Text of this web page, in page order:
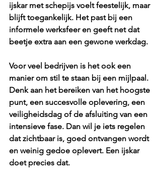
ijskar met schepijs voelt feestelijk, maar
blijft toegankelijk. Het past bij een
informele werksfeer en geeft net dat
beetje extra aan een gewone werkdag.
Voor veel bedrijven is het ook een
manier om stil te staan bij een mijlpaal.
Denk aan het bereiken van het hoogste
punt, een succesvolle oplevering, een
veiligheidsdag of de afsluiting van een
intensieve fase. Dan wil je iets regelen
dat zichtbaar is, goed ontvangen wordt
en weinig gedoe oplevert. Een ijskar
doet precies dat.